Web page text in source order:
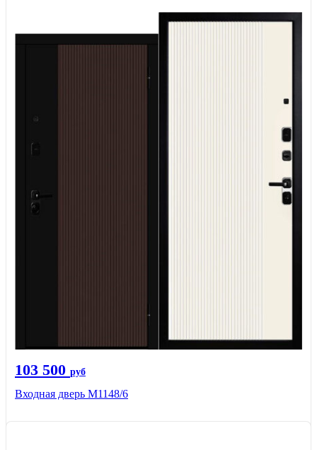
103 500 руб
Входная дверь М1148/6